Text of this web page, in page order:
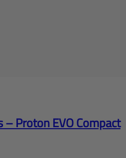
– Proton EVO Compact